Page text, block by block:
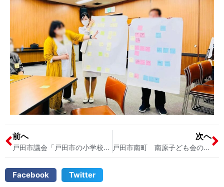
前へ
戸田市議会「戸田市の小学校のＩＣＴ教育について」の一般質問をしました タブレット端末の持ち帰りによりランドセルが重すぎる問題についても質問しました
次へ
戸田市南町 南原子ども会の公園清掃 戸田市議会議員 宮内そうこ
Facebook Twitter